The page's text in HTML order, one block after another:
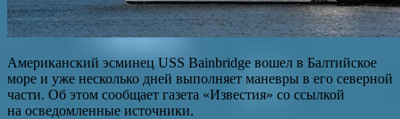
Американский эсминец USS Bainbridge вошел в Балтийское
море и уже несколько дней выполняет маневры в его северной
части. Об этом сообщает газета «Известия» со ссылкой
на осведомленные источники.